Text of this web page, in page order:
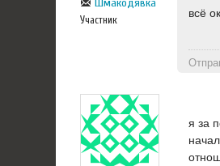
Шмакодявка
Участник
всё
я за